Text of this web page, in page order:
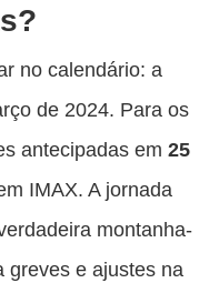
no calendário: a
de 2024. Para os
antecipadas em 25
IMAX. A jornada
montanha-
greves e ajustes na